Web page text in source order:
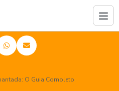
O Guia Completo